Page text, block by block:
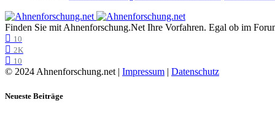
Finden Sie mit Ahnenforschung.Net Ihre Vorfahren. Egal ob im
10
2K
10
© 2024 Ahnenforschung.net | Impressum | Datenschutz
Neueste Beiträge